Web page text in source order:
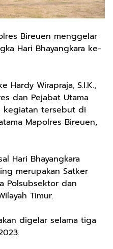
Bireuen menggelar
Hari Bhayangkara ke-
Hardy Wirapraja, S.I.K.,
dan Pejabat Utama
kegiatan tersebut di
Mapolres Bireuen,
Hari Bhayangkara
merupakan Satker
Polsubsektor dan
Timur.
digelar selama tiga